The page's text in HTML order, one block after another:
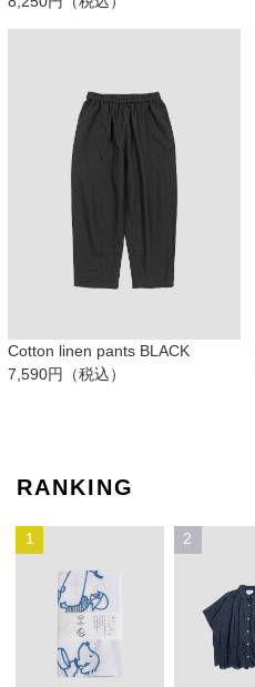
Cotton linen pants BLACK
7,590円（税込）
RANKING
1 2